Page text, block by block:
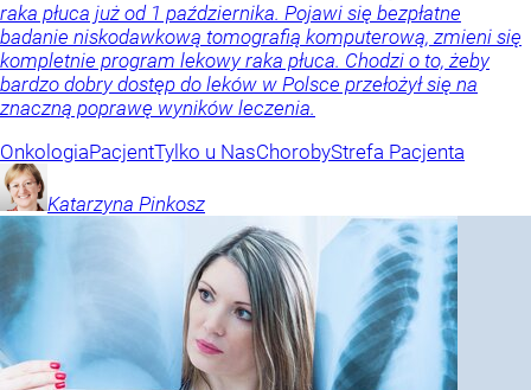
raka płuca już od 1 października. Pojawi się bezpłatne
badanie niskodawkową tomografią komputerową, zmieni się
kompletnie program lekowy raka płuca. Chodzi o to, żeby
bardzo dobry dostęp do leków w Polsce przełożył się na
znaczną poprawę wyników leczenia.
OnkologiaPacjentTylko u NasChorobyStrefa Pacjenta
Katarzyna Pinkosz